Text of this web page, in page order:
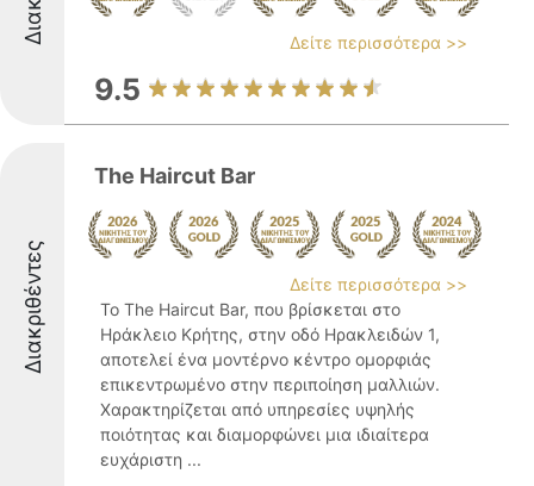
Δείτε περισσότερα >>
9.5
Διακριθέντες
The Haircut Bar
Δείτε περισσότερα >>
Το The Haircut Bar, που βρίσκεται στο
Ηράκλειο Κρήτης, στην οδό Ηρακλειδών 1,
αποτελεί ένα μοντέρνο κέντρο ομορφιάς
επικεντρωμένο στην περιποίηση μαλλιών.
Χαρακτηρίζεται από υπηρεσίες υψηλής
ποιότητας και διαμορφώνει μια ιδιαίτερα
ευχάριστη ...